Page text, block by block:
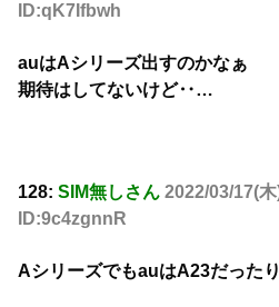
ID:qK7Ifbwh
auはAシリーズ出すのかなぁ
期待はしてないけど‥…
128: SIM無しさん 2022/03/17(
ID:9c4zgnnR
AシリーズでもauはA23だった